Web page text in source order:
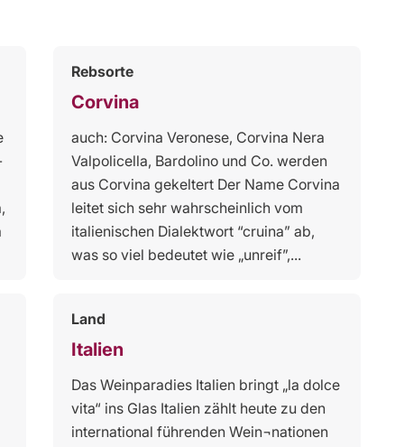
Rebsorte
Corvina
auch: Corvina Veronese, Corvina Nera
Valpolicella, Bardolino und Co. werden
aus Corvina gekeltert Der Name Corvina
leitet sich sehr wahrscheinlich vom
italienischen Dialektwort “cruina” ab,
was so viel bedeutet wie „unreif”,...
Land
Italien
Das Weinparadies Italien bringt „la dolce
vita“ ins Glas Italien zählt heute zu den
international führenden Wein¬nationen